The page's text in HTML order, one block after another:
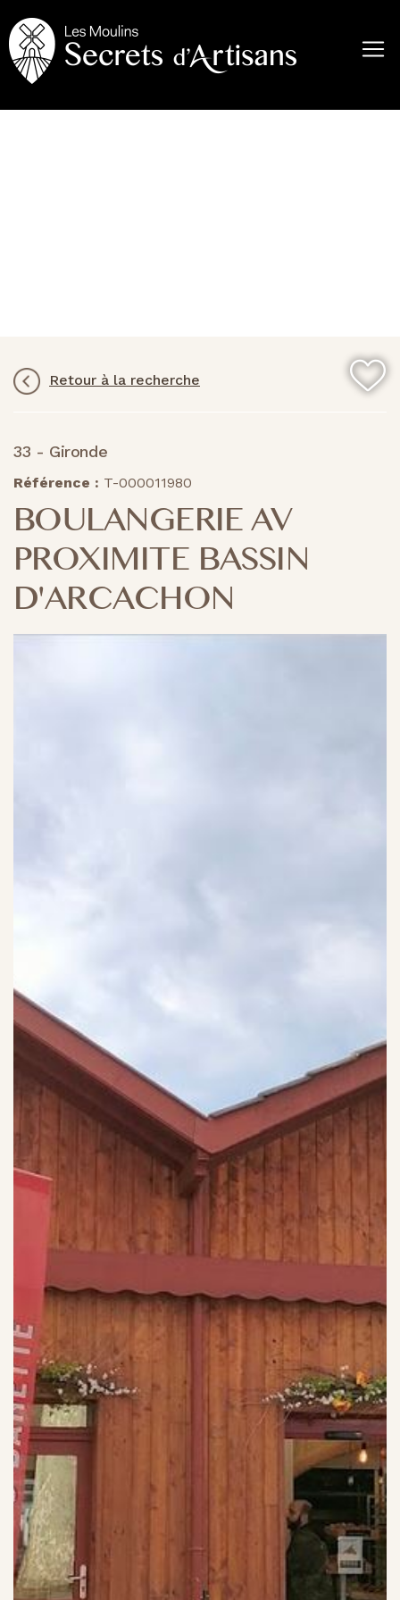
au
contenu
principal
Retour à la recherche
33 - Gironde
Référence : T-000011980
BOULANGERIE AV
PROXIMITE BASSIN
D'ARCACHON